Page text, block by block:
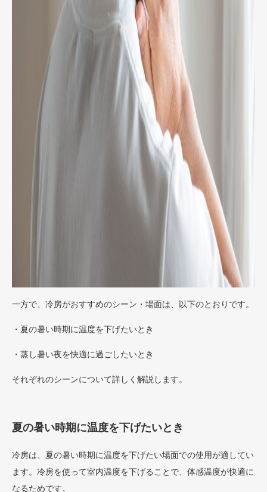
一方で、冷房がおすすめのシーン・場面は、以下のとおりです。
・夏の暑い時期に温度を下げたいとき
・蒸し暑い夜を快適に過ごしたいとき
それぞれのシーンについて詳しく解説します。
夏の暑い時期に温度を下げたいとき
冷房は、夏の暑い時期に温度を下げたい場面での使用が適してい
ます。冷房を使って室内温度を下げることで、体感温度が快適に
なるためです。